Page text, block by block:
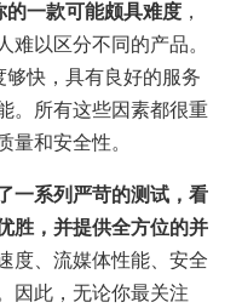
的一款可能颇具难度 ，
难以区分不同的产品。
快，具有良好的服务
。所有这些因素都很重
量和安全性。
一系列严苛的测试，看
胜，并提供全方位的并
度、流媒体性能、安全
因此，无论你最关注